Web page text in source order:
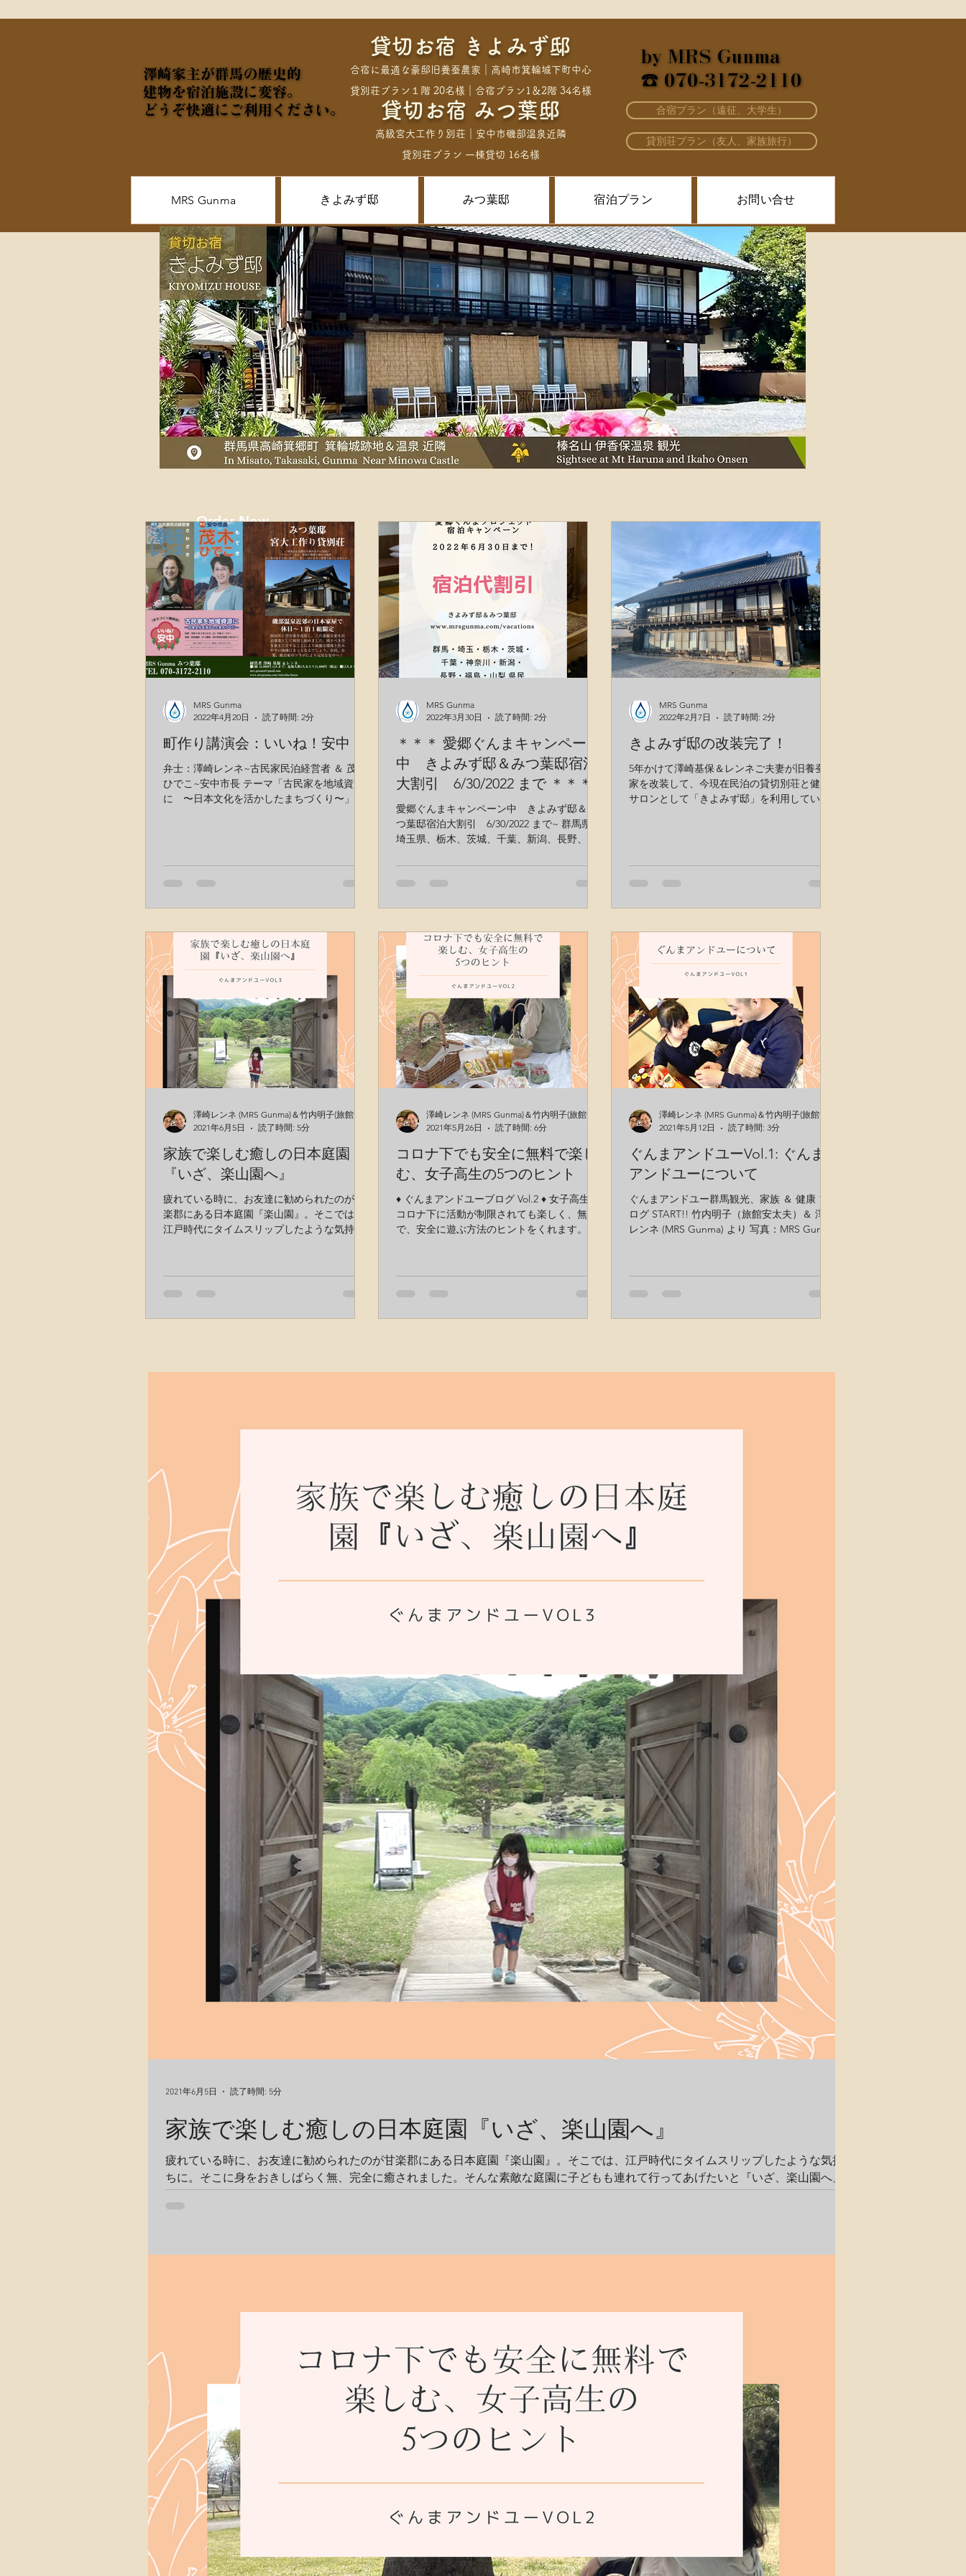
貸切お宿 きよみず邸
合宿に最適な豪邸旧養蚕農家｜高崎市箕輪城下町中心
貸別荘プラン１階 20名様｜合宿プラン1＆2階 34名様
貸切お宿 みつ葉邸
高級宮大工作り別荘｜安中市磯部温泉近隣
貸別荘プラン ​一棟貸切 16名様
合宿プラン（遠征、大学生）
貸別荘プラン（友人、家族旅行）
澤崎家主が群馬の歴史的
建物を宿泊施設に変容。
どうぞ快適にご利用ください。
澤崎家主が群馬の歴史的
建物を宿泊施設に変容。
どうぞ快適にご利用ください。
by MRS Gunma
☎ 070-3172-2110
by MRS Gunma
☎ 070-3172-2110
MRS Gunma きよみず邸 みつ葉邸 宿泊プラン お問い合せ
Order Now
町作り講演会：いいね！安中
弁士：澤崎レンネ~古民家民泊経営者 ＆ 茂木
ひでこ~安中市長 テーマ「古民家を地域資源
に 〜日本文化を活かしたまちづくり〜」 日
MRS Gunma
2022年4月20日
読了時間: 2分
＊＊＊ 愛郷ぐんまキャンペーン
中 きよみず邸＆みつ葉邸宿泊
大割引 6/30/2022 まで ＊＊＊
愛郷ぐんまキャンペーン中 きよみず邸＆み
つ葉邸宿泊大割引 6/30/2022 まで~ 群馬県、
埼玉県、栃木、茨城、千葉、新潟、長野、福
キャッシュバック + 2,000円クーポン= 一泊
MRS Gunma
2022年3月30日
読了時間: 2分
きよみず邸の改装完了！
5年かけて澤崎基保＆レンネご夫妻が旧養蚕農
家を改装して、今現在民泊の貸切別荘と健康
サロンとして「きよみず邸」を利用していま
MRS Gunma
2022年2月7日
読了時間: 2分
家族で楽しむ癒しの日本庭園
『いざ、楽山園へ』
疲れている時に、お友達に勧められたのが甘
楽郡にある日本庭園『楽山園』。そこでは、
江戸時代にタイムスリップしたような気持ち
て行ってあげたいと『いざ、楽山園へ』はた
2021年6月5日
読了時間: 5分
コロナ下でも安全に無料で楽し
む、女子高生の5つのヒント
♦︎ ぐんまアンドユーブログ Vol.2 ♦︎ 女子高生が
コロナ下に活動が制限されても楽しく、無料
で、安全に遊ぶ方法のヒントをくれます。地
間と一緒に創意工夫で楽しみ絆を深めていっ
2021年5月26日
読了時間: 6分
ぐんまアンドユーVol.1: ぐんま
アンドユーについて
ぐんまアンドユー群馬観光、家族 ＆ 健康 ブ
ログ START!! 竹内明子（旅館安太夫）＆ 澤崎
レンネ (MRS Gunma) より 写真：MRS Gunma
2021年5月12日
読了時間: 3分
家族で楽しむ癒しの日本庭園『いざ、楽山園へ』
疲れている時に、お友達に勧められたのが甘楽郡にある日本庭園『楽山園』。そこでは、江戸時代にタイムスリップしたような気持
ちに。そこに身をおきしばらく無、完全に癒されました。そんな素敵な庭園に子どもも連れて行ってあげたいと『いざ、楽山園へ』
2021年6月5日 読了時間: 5分